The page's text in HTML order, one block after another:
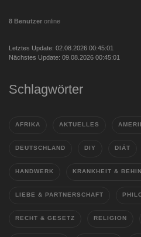
8 Benutzer online
Letztes Update: 02.08.2026 00:45:01
Nächstes Update: 09.08.2026 00:45:01
Schlagwörter
AFRIKA AKTUELLES
DEUTSCHLAND DIY DIÄT
HANDWERK KRANKHEIT &
LIEBE & PARTNERSCHAFT
RECHT & GESETZ RELIGION